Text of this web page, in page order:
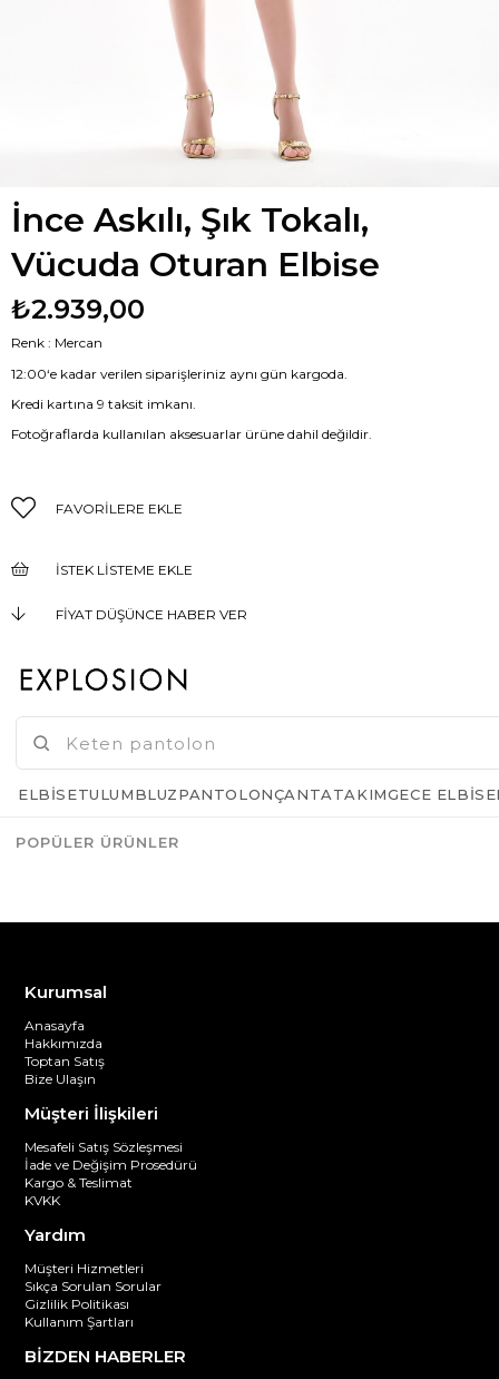
İnce Askılı, Şık Tokalı,
Vücuda Oturan Elbise
₺2.939,00
Renk : Mercan
12:00‘e kadar verilen siparişleriniz aynı gün kargoda.
Kredi kartına 9 taksit imkanı.
Fotoğraflarda kullanılan aksesuarlar ürüne dahil değildir.
FAVORILERE EKLE
İSTEK LISTEME EKLE
FIYAT DÜŞÜNCE HABER VER
Kurumsal
Anasayfa
Hakkımızda
Toptan Satış
Bize Ulaşın
Müşteri İlişkileri
Mesafeli Satış Sözleşmesi
İade ve Değişim Prosedürü
Kargo & Teslimat
KVKK
Yardım
Müşteri Hizmetleri
Sıkça Sorulan Sorular
Gizlilik Politikası
Kullanım Şartları
BİZDEN HABERLER
ELBISETULUMBLUZPANTOLONÇANTATAKIMGECE
POPÜLER ÜRÜNLER